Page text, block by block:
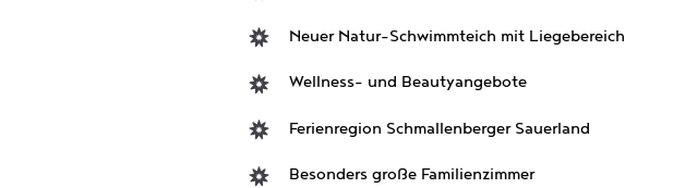
Neuer Natur-Schwimmteich mit Liegebereich
Wellness- und Beautyangebote
Ferienregion Schmallenberger Sauerland
Besonders große Familienzimmer